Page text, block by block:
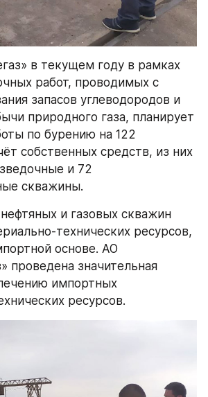
в текущем году в рамках
работ, проводимых с
запасов углеводородов и
природного газа, планирует
по бурению на 122
собственных средств, из них
и 72
скважины.
и газовых скважин
технических ресурсов,
основе. АО
проведена значительная
импортных
ресурсов.